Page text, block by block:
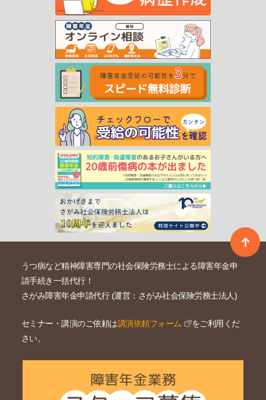
うつ病など精神障害専門の社会保険労務士による障害年金申
請手続き一括代行！
さがみ障害年金申請代行 (運営：さがみ社会保険労務士法人)
セミナー・講演のご依頼は講演依頼フォーム
をご利用くだ
さい。